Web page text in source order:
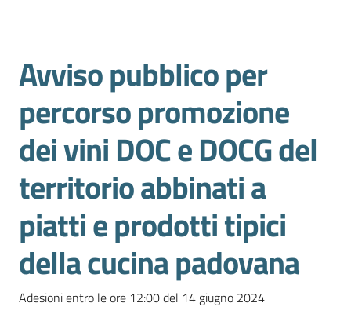
Impresa
Promuovere
Impresa
e
territorio
Tutelare
Impresa
e
Consumatore
Salta al contenuto
Avviso pubblico per
percorso promozione
dei vini DOC e DOCG del
territorio abbinati a
piatti e prodotti tipici
della cucina padovana
Adesioni entro le ore 12:00 del 14 giugno 2024